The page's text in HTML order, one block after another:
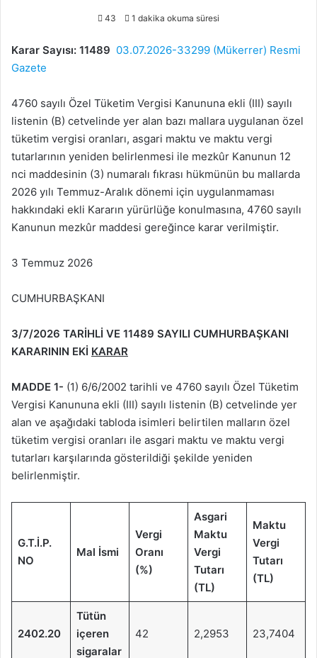
43 1 dakika okuma süresi
Karar Sayısı: 11489 03.07.2026-33299 (Mükerrer) Resmi
Gazete
4760 sayılı Özel Tüketim Vergisi Kanununa ekli (III) sayılı
listenin (B) cetvelinde yer alan bazı mallara uygulanan özel
tüketim vergisi oranları, asgari maktu ve maktu vergi
tutarlarının yeniden belirlenmesi ile mezkûr Kanunun 12
nci maddesinin (3) numaralı fıkrası hükmünün bu mallarda
2026 yılı Temmuz-Aralık dönemi için uygulanmaması
hakkındaki ekli Kararın yürürlüğe konulmasına, 4760 sayılı
Kanunun mezkûr maddesi gereğince karar verilmiştir.
3 Temmuz 2026
CUMHURBAŞKANI
3/7/2026 TARİHLİ VE 11489 SAYILI CUMHURBAŞKANI
KARARININ EKİ KARAR
MADDE 1- (1) 6/6/2002 tarihli ve 4760 sayılı Özel Tüketim
Vergisi Kanununa ekli (III) sayılı listenin (B) cetvelinde yer
alan ve aşağıdaki tabloda isimleri belirtilen malların özel
tüketim vergisi oranları ile asgari maktu ve maktu vergi
tutarları karşılarında gösterildiği şekilde yeniden
belirlenmiştir.
G.T.İ.P.
NO
Mal İsmi
Vergi
Oranı
(%)
Asgari
Maktu
Vergi
Tutarı
(TL)
Maktu
Vergi
Tutarı
(TL)
2402.20
Tütün
içeren
sigaralar
42 2,2953 23,7404